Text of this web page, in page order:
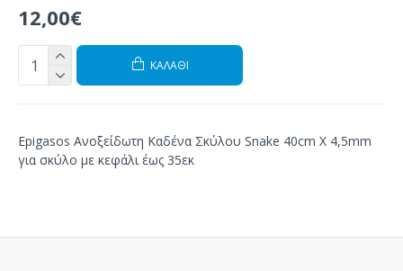
12,00€
ΚΑΛΆΘΙ
Epigasos Ανοξείδωτη Καδένα Σκύλου Snake 40cm X 4,5mm
για σκύλο με κεφάλι έως 35εκ